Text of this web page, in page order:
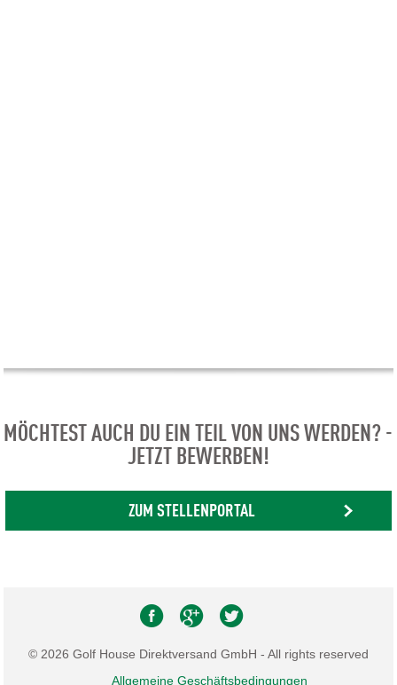
MÖCHTEST AUCH DU EIN TEIL VON UNS WERDEN? -
JETZT BEWERBEN!
ZUM STELLENPORTAL
© 2026 Golf House Direktversand GmbH - All rights reserved
Allgemeine Geschäftsbedingungen